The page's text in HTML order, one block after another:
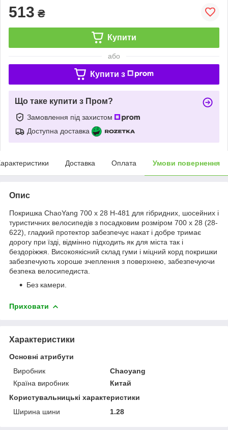
513 ₴
Купити
або
Купити з
Що таке купити з Пром?
Замовлення під захистом
Доступна доставка
Доставка Оплата Умови повернення
Опис
Покришка ChaoYang 700 x 28 H-481 для гібридних, шосейних і
туристичних велосипедів з посадковим розміром 700 х 28 (28-
622), гладкий протектор забезпечує накат і добре тримає
дорогу при їзді, відмінно підходить як для міста так і
бездоріжжя. Високоякісний склад гуми і міцний корд покришки
забезпечують хороше зчеплення з поверхнею, забезпечуючи
безпека велосипедиста.
Без камери.
Приховати
Характеристики
Основні атрибути
Виробник
Chaoyang
Країна виробник
Китай
Користувальницькі характеристики
Ширина шини
1.28